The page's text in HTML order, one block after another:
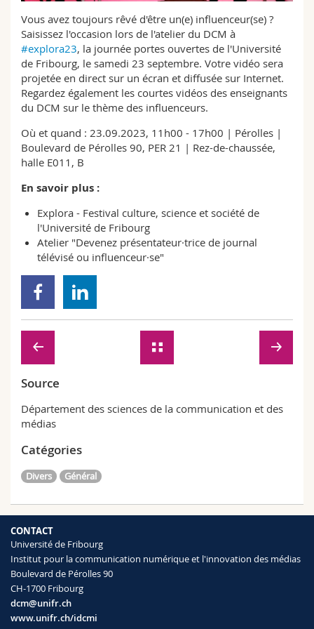
Interfacultaire
Doctorants
Programme des cours
MyUnifr
Vous avez toujours rêvé d'être un(e) influenceur(se) ?
Saisissez l'occasion lors de l'atelier du DCM à
#explora23, la journée portes ouvertes de l'Université
de Fribourg, le samedi 23 septembre. Votre vidéo sera
projetée en direct sur un écran et diffusée sur Internet.
Regardez également les courtes vidéos des enseignants
du DCM sur le thème des influenceurs.
Où et quand : 23.09.2023, 11h00 - 17h00 | Pérolles |
Boulevard de Pérolles 90, PER 21 | Rez-de-chaussée,
halle E011, B
En savoir plus :
Explora - Festival culture, science et société de
l'Université de Fribourg
Atelier "Devenez présentateur·trice de journal
télévisé ou influenceur·se"
Source
Département des sciences de la communication et des
médias
Catégories
Divers Général
CONTACT
Université de Fribourg
Institut pour la communication numérique et l'innovation des médias
Boulevard de Pérolles 90
CH-1700 Fribourg
dcm@unifr.ch
www.unifr.ch/idcmi